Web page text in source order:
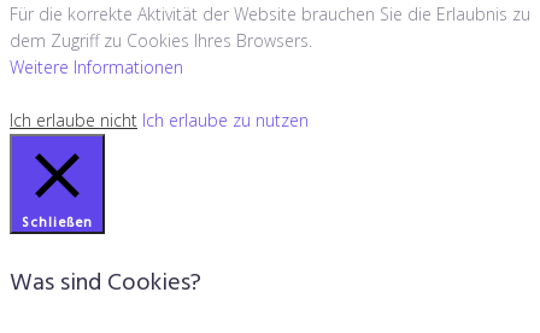
Für die korrekte Aktivität der Website brauchen Sie die Erlaubnis zu
dem Zugriff zu Cookies Ihres Browsers.
Weitere Informationen
Ich erlaube nicht Ich erlaube zu nutzen
Schließen
Was sind Cookies?